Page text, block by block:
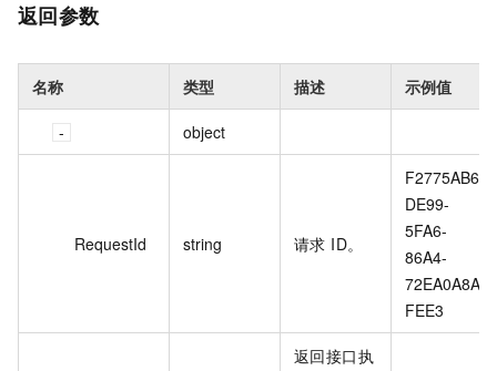
返回参数
名称 类型 描述 示例值
object
RequestId string 请求 ID。
F2775AB6-
DE99-
5FA6-
86A4-
72EA0A8A
FEE3
返回接口执